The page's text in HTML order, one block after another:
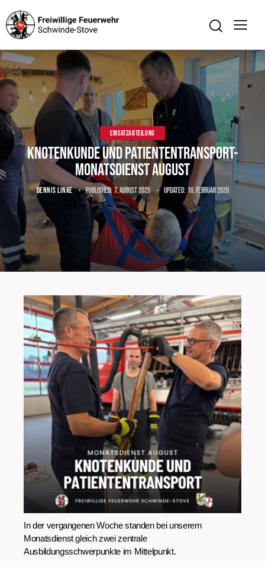
EINSATZABTEILUNG
Knotenkunde und Patiententransport-
Monatsdienst August
DENNIS LINKE Published: 7. August 2025 Updated: 10. Februar 2026
In der vergangenen Woche standen bei unserem
Monatsdienst gleich zwei zentrale
Ausbildungsschwerpunkte im Mittelpunkt.